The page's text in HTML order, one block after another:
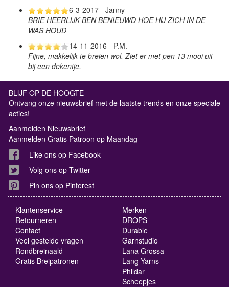
6-3-2017 - Janny
BRIE HEERLIJK BEN BENIEUWD HOE HIJ ZICH IN DE
WAS HOUD
14-11-2016 - P.M.
Fijne, makkelijk te breien wol. Ziet er met pen 13 mooi uit
bij een dekentje.
BLIJF OP DE HOOGTE
Ontvang onze nieuwsbrief met de laatste trends en onze speciale
acties!
Aanmelden Nieuwsbrief
Aanmelden Gratis Patroon op Maandag
Like ons op Facebook
Volg ons op Twitter
Pin ons op Pinterest
Klantenservice
Retourneren
Contact
Veel gestelde vragen
Rondbreinaald
Gratis Breipatronen
Merken
DROPS
Durable
Garnstudio
Lana Grossa
Lang Yarns
Phildar
Scheepjes